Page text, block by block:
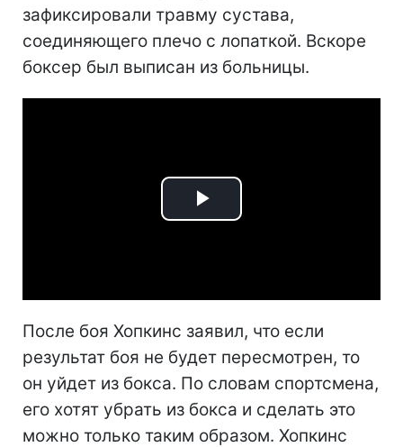
зафиксировали травму сустава,
соединяющего плечо с лопаткой. Вскоре
боксер был выписан из больницы.
Play
После боя Хопкинс заявил, что если
результат боя не будет пересмотрен, то
он уйдет из бокса. По словам спортсмена,
его хотят убрать из бокса и сделать это
можно только таким образом. Хопкинс